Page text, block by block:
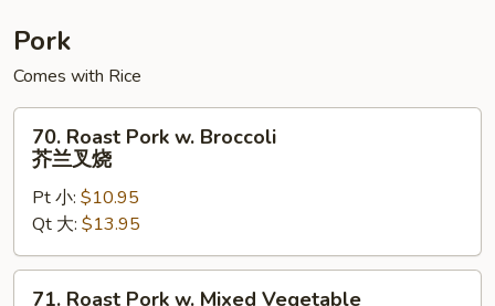
鸡
Pork
Comes with Rice
70.
Roast
Pork
Broccoli
芥
兰
70. Roast Pork w. Broccoli
芥兰叉烧
Pt 小: $10.95
Qt 大: $13.95
71.
71. Roast Pork w. Mixed Vegetable